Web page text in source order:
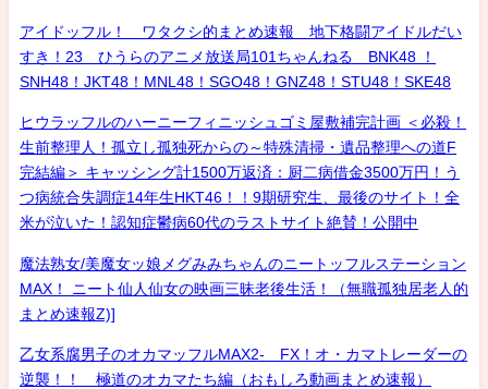
アイドッフル！ ワタクシ的まとめ速報 地下格闘アイドルだい
すき！23 ひうらのアニメ放送局101ちゃんねる BNK48 ！
SNH48！JKT48！MNL48！SGO48！GNZ48！STU48！SKE48
ヒウラッフルのハーニーフィニッシュゴミ屋敷補完計画 ＜必殺！
生前整理人！孤立し孤独死からの～特殊清掃・遺品整理への道F
完結編＞ キャッシング計1500万返済：厨二病借金3500万円！う
つ病統合失調症14年生HKT46！！9期研究生、最後のサイト！全
米が泣いた！認知症鬱病60代のラストサイト絶賛！公開中
魔法熟女/美魔女ッ娘メグみみちゃんのニートッフルステーション
MAX！ ニート仙人仙女の映画三昧老後生活！（無職孤独居老人的
まとめ速報Z)]
乙女系腐男子のオカマッフルMAX2- FX！オ・カマトレーダーの
逆襲！！ 極道のオカマたち編（おもしろ動画まとめ速報）